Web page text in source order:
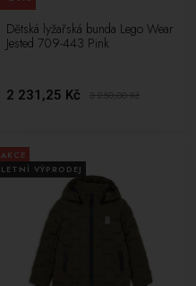
Dětská lyžařská bunda Lego Wear
Jested 709-443 Pink
2 231,25 Kč 3 250,00Kč
AKCE
LETNÍ VÝPRODEJ